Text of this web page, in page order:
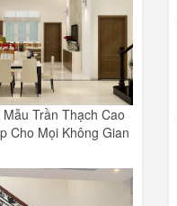
Trần Thạch Cao
Cho Mọi Không Gian